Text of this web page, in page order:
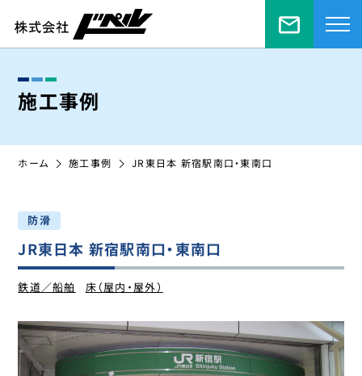
施工事例
ホーム 施工事例 JR東日本 新宿駅南口・東南口
防滑
JR東日本 新宿駅南口・東南口
鉄道／船舶 床（屋内・屋外）